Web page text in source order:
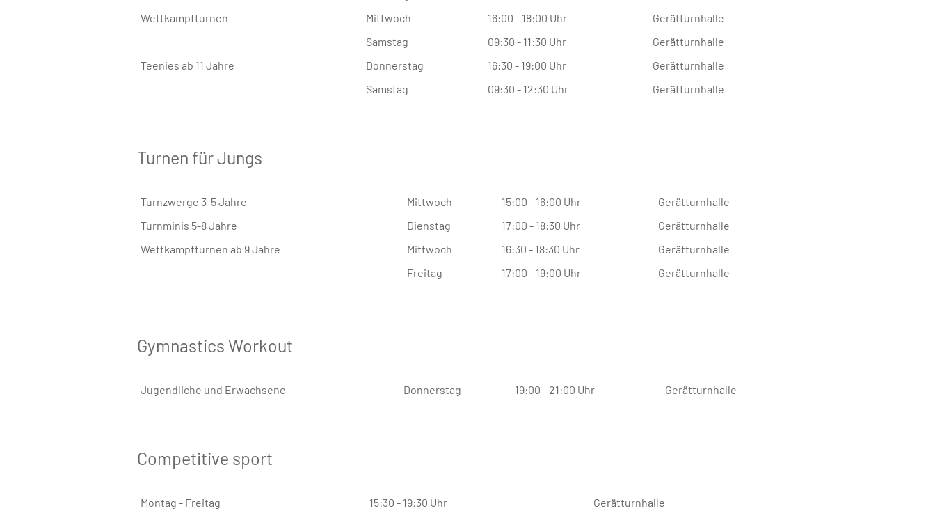
Wettkampfturnen
Mittwoch 16:00 - 18:00 Uhr
Gerätturnhalle
Samstag
09:30 - 11:30 Uhr
Gerätturnhalle
Teenies ab 11 Jahre
Donnerstag 16:30 - 19:00 Uhr
Gerätturnhalle
Samstag
09:30 - 12:30 Uhr Gerätturnhalle
Turnen für Jungs
Turnzwerge 3-5 Jahre Mittwoch 15:00 - 16:00 Uhr
Gerätturnhalle
Turnminis 5-8 Jahre
Dienstag 17:00 - 18:30 Uhr
Gerätturnhalle
Wettkampfturnen ab 9 Jahre
Mittwoch 16:30 - 18:30 Uhr
Gerätturnhalle
Freitag
17:00 - 19:00 Uhr Gerätturnhalle
Gymnastics Workout
Jugendliche und Erwachsene Donnerstag 19:00 - 21:00 Uhr Gerätturnhalle
Competitive sport
Montag - Freitag 15:30 - 19:30 Uhr Gerätturnhalle